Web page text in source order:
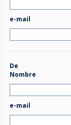
e-mail
De
Nombre
e-mail